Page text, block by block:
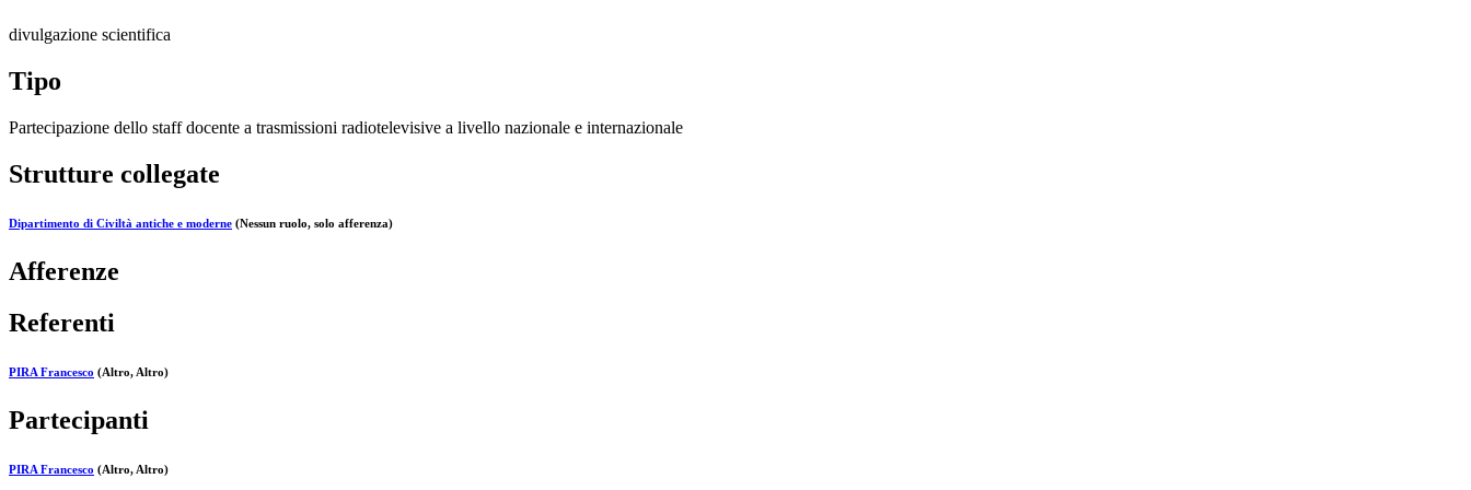
divulgazione scientifica
Tipo
Partecipazione dello staff docente a trasmissioni radiotelevisive a livello nazionale e internazionale
Strutture collegate
Dipartimento di Civiltà antiche e moderne (Nessun ruolo, solo afferenza)
Afferenze
Referenti
PIRA Francesco (Altro, Altro)
Partecipanti
PIRA Francesco (Altro, Altro)